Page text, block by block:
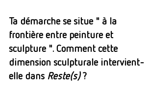
Ta démarche se situe " à la
frontière entre peinture et
sculpture ". Comment cette
dimension sculpturale intervient-
elle dans Reste(s) ?